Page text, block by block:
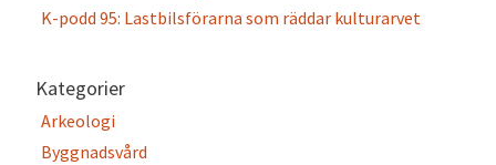
K-podd 95: Lastbilsförarna som räddar kulturarvet
Kategorier
Arkeologi
Byggnadsvård